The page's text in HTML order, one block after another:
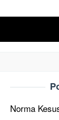
Norma